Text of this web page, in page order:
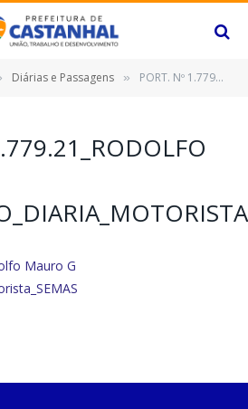
Diárias e Passagens » PORT. Nº 1.779.21_Rodolfo Mauro G Pantaleão_DIARIA_motorista_SEMAS
Mauro G